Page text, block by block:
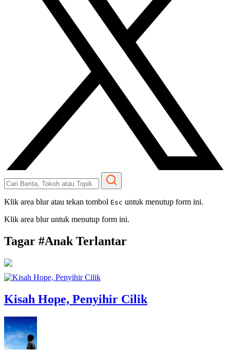
Klik area blur atau tekan tombol Esc untuk menutup form ini.
Klik area blur untuk menutup form ini.
Tagar #Anak Terlantar
Kisah Hope, Penyihir Cilik